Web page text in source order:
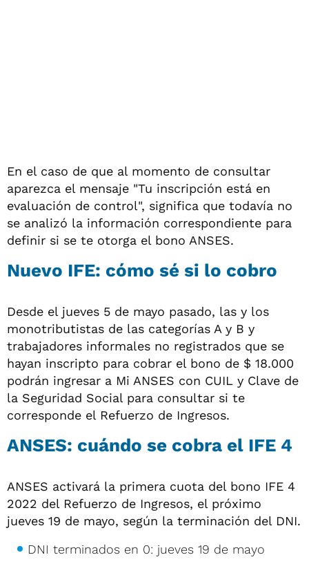
En el caso de que al momento de consultar
aparezca el mensaje "Tu inscripción está en
evaluación de control", significa que todavía no
se analizó la información correspondiente para
definir si se te otorga el bono ANSES.
Nuevo IFE: cómo sé si lo cobro
Desde el jueves 5 de mayo pasado, las y los
monotributistas de las categorías A y B y
trabajadores informales no registrados que se
hayan inscripto para cobrar el bono de $ 18.000
podrán ingresar a Mi ANSES con CUIL y Clave de
la Seguridad Social para consultar si te
corresponde el Refuerzo de Ingresos.
ANSES: cuándo se cobra el IFE 4
ANSES activará la primera cuota del bono IFE 4
2022 del Refuerzo de Ingresos, el próximo
jueves 19 de mayo, según la terminación del DNI.
DNI terminados en 0: jueves 19 de mayo